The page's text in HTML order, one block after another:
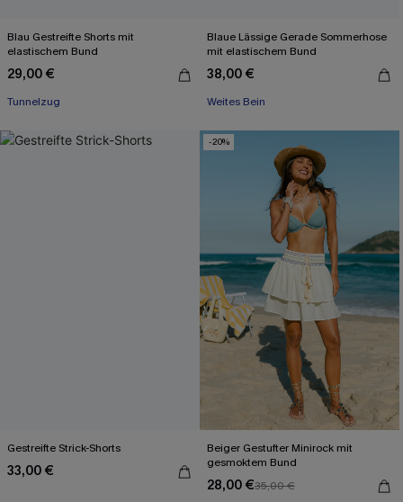
Blau Gestreifte Shorts mit
elastischem Bund
29,00 €
Tunnelzug
Blaue Lässige Gerade Sommerhose
mit elastischem Bund
38,00 €
Weites Bein
Gestreifte Strick-Shorts
33,00 €
-20%
Beiger Gestufter Minirock mit
gesmoktem Bund
28,00 €35,00 €